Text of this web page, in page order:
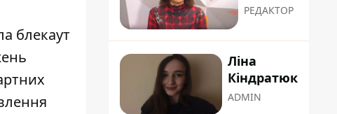
блекаут
РЕДАКТОР
Ліна
Кіндратюк
ADMIN